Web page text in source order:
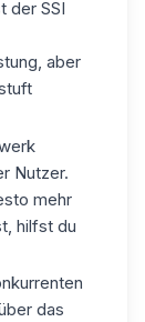
der SSI
aber
Nutzer.
mehr
hilfst du
das